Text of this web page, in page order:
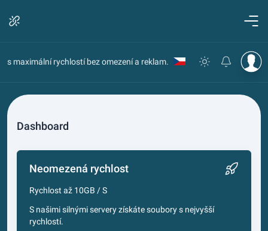
s maximální rychlostí bez omezení a reklam.
Dashboard
Neomezená rychlost
Rychlost až 10GB / S
S našimi silnými servery získáte soubory s nejvyšší
rychlostí.